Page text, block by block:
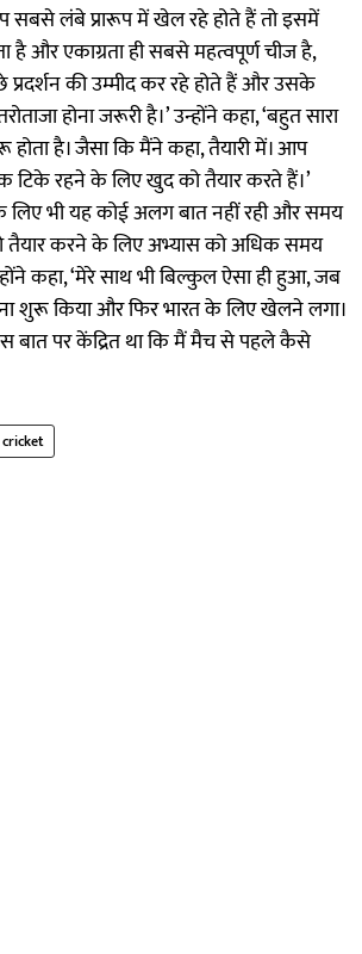
सबसे लंबे प्रारूप में खेल रहे होते हैं तो इसमें
और एकाग्रता ही सबसे महत्वपूर्ण चीज है,
की उम्मीद कर रहे होते हैं और उसके
होना जरूरी है।’ उन्होंने कहा, ‘बहुत सारा
है। जैसा कि मैंने कहा, तैयारी में। आप
रहने के लिए खुद को तैयार करते हैं।’
लिए भी यह कोई अलग बात नहीं रही और समय
तैयार करने के लिए अभ्यास को अधिक समय
कहा, ‘मेरे साथ भी बिल्कुल ऐसा ही हुआ, जब
शुरू किया और फिर भारत के लिए खेलने लगा।
बात पर केंद्रित था कि मैं मैच से पहले कैसे
cricket